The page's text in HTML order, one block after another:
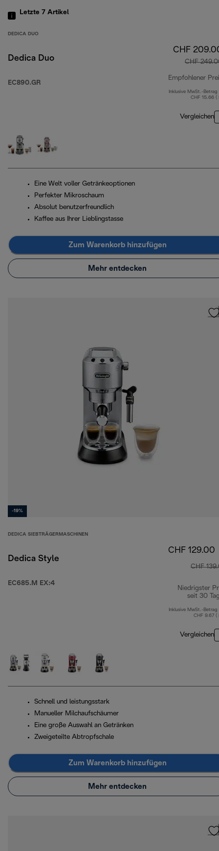
Letzte 7 Artikel
DEDICA DUO
Dedica Duo
EC890.GR
CHF
CHF
Empfohlener
Inklusive MwSt.-Betrag
CHF 15.66 (
Vergleichen
Eine Welt voller Getränkeoptionen
Perfekter Mikroschaum
Absolut benutzerfreundlich
Kaffee aus Ihrer Lieblingstasse
Zum Warenkorb hinzufügen
Mehr entdecken
-19%
DEDICA SIEBTRÄGERMASCHINEN
Dedica Style
EC685.M EX:4
CHF 129.00
CHF
Niedrigster
seit 30
Inklusive MwSt.-Betrag
CHF 9.67 (
Vergleichen
Schnell und leistungsstark
Manueller Milchaufschäumer
Eine große Auswahl an Getränken
Zweigeteilte Abtropfschale
Zum Warenkorb hinzufügen
Mehr entdecken